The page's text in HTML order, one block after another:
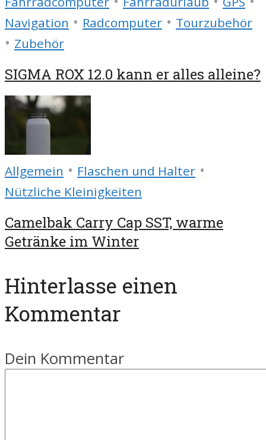
Navigation • Radcomputer • Tourzubehör
• Zubehör
SIGMA ROX 12.0 kann er alles alleine?
Allgemein • Flaschen und Halter •
Nützliche Kleinigkeiten
Camelbak Carry Cap SST, warme
Getränke im Winter
Hinterlasse einen
Kommentar
Dein Kommentar